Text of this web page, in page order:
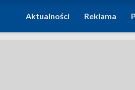
Aktualności Reklama